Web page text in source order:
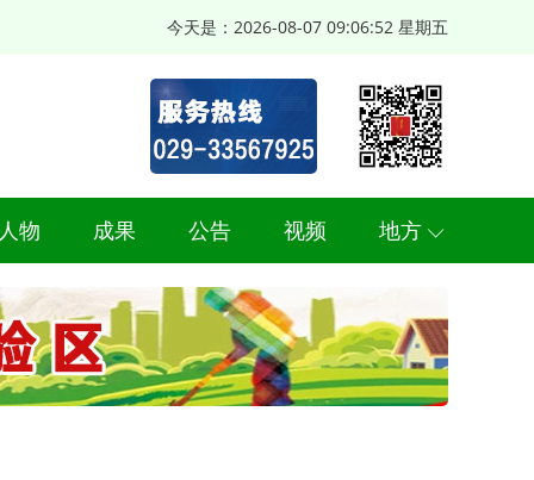
今天是： 2026-08-07 09:06:53 星期五
人物 成果 公告 视频 地方